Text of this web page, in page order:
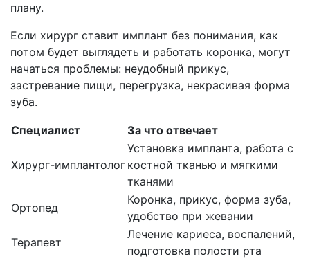
плану.
Если хирург ставит имплант без понимания, как
потом будет выглядеть и работать коронка, могут
начаться проблемы: неудобный прикус,
застревание пищи, перегрузка, некрасивая форма
зуба.
Специалист За что отвечает
Хирург-имплантолог
Установка импланта, работа с
костной тканью и мягкими
тканями
Ортопед
Коронка, прикус, форма зуба,
удобство при жевании
Терапевт
Лечение кариеса, воспалений,
подготовка полости рта